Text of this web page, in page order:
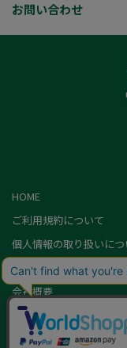
お問い合わせ
HOME
ご利用規約について
個人情報の取り扱いにつ
特定商取引に基づく表記
会社概要
カード会員（情報変更/
お問い合わせ